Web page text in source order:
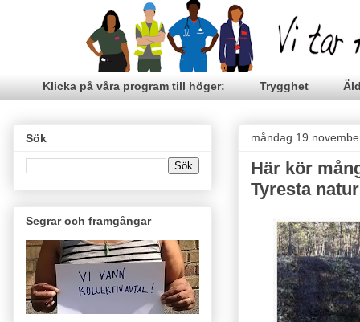
Klicka på våra program till höger: Trygghet
måndag 19
Här kör
Tyresta
Sök
Segrar och framgångar